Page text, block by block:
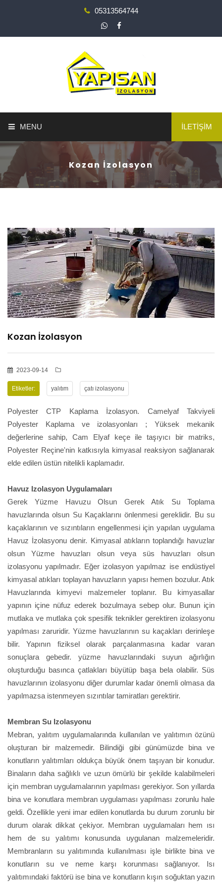
05313564744
MENU
ANA SAYFA
HİZMETLER
BÖLGELER
ADANA
OSMANİYE
İZOLASYON
BLOG
İLETİŞİM
Kozan İzolasyon
Kozan İzolasyon
2023-09-14
Etiketler: yalıtım çatı izolasyonu
Polyester CTP Kaplama İzolasyon. Camelyaf Takviyeli
Polyester Kaplama ve izolasyonları ; Yüksek mekanik
değerlerine sahip, Cam Elyaf keçe ile taşıyıcı bir matriks,
Polyester Reçine'nin katkısıyla kimyasal reaksiyon sağlanarak
elde edilen üstün nitelikli kaplamadır.
Havuz Izolasyon Uygulamaları
Gerek Yüzme Havuzu Olsun Gerek Atık Su Toplama
havuzlarında olsun Su Kaçaklarını önlenmesi gereklidir. Bu su
kaçaklarının ve sızıntıların engellenmesi için yapılan uygulama
Havuz İzolasyonu denir. Kimyasal atıkların toplandığı havuzlar
olsun Yüzme havuzları olsun veya süs havuzları olsun
izolasyonu yapılmadır. Eğer izolasyon yapılmaz ise endüstiyel
kimyasal atıkları toplayan havuzların yapısı hemen bozulur. Atık
Havuzlarında kimyevi malzemeler toplanır. Bu kimyasallar
yapının içine nüfuz ederek bozulmaya sebep olur. Bunun için
mutlaka ve mutlaka çok spesifik teknikler gerektiren izolasyonu
yapılması zaruridir. Yüzme havuzlarının su kaçakları derinleşe
bilir. Yapının fiziksel olarak parçalanmasına kadar varan
sonuçlara gebedir. yüzme havuzlarındaki suyun ağırlığın
oluşturduğu basınca çatlakları büyütüp başa bela olabilir. Süs
havuzlarının izolasyonu diğer durumlar kadar önemli olmasa da
yapılmazsa istenmeyen sızıntılar tamiratları gerektirir.
Membran Su Izolasyonu
Mebran, yalıtım uygulamalarında kullanılan ve yalıtımın özünü
oluşturan bir malzemedir. Bilindiği gibi günümüzde bina ve
konutların yalıtımları oldukça büyük önem taşıyan bir konudur.
Binaların daha sağlıklı ve uzun ömürlü bir şekilde kalabilmeleri
için membran uygulamalarının yapılması gerekiyor. Son yıllarda
bina ve konutlara membran uygulaması yapılması zorunlu hale
geldi. Özellikle yeni imar edilen konutlarda bu durum zorunlu bir
durum olarak dikkat çekiyor. Membran uygulamaları hem ısı
hem de su yalıtımı konusunda uygulanan malzemeleridir.
Membranların su yalıtımında kullanılması işle birlikte bina ve
konutların su ve neme karşı korunması sağlanıyor. Isı
yalıtımındaki faktörü ise bina ve konutların kışın soğuktan yazın